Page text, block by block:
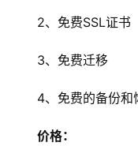
2、免费SSL证书
3、免费迁移
4、免费的备份和
价格：